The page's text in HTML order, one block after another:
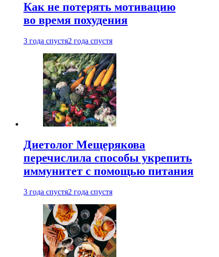
Как не потерять мотивацию
во время похудения
3 года спустя2 года спустя
Диетолог Мещерякова
перечислила способы укрепить
иммунитет с помощью питания
3 года спустя2 года спустя